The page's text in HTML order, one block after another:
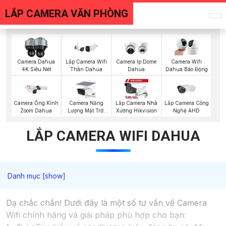
LẮP CAMERA VĂN PHÒNG
Camera Dahua
4K Siêu Nét
Lắp Camera Wifi
Thân Dahua
Camera Ip Dome
Dahua
Camera Wifi
Dahua Báo Động
Camera Ống Kính
Zoom Dahua
Camera Năng
Lượng Mặt Trời
Lắp Camera Nhà
Xưởng Hikvision
Lắp Camera Công
Nghệ AHD
LẮP CAMERA WIFI DAHUA
Dạ chắc chắn! Dưới đây là một số tư vấn về Camera
Wifi chính hãng và giải pháp phù hợp cho bạn: